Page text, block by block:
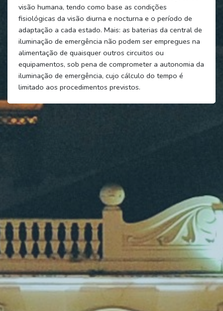
visão humana, tendo como base as condições
fisiológicas da visão diurna e nocturna e o período de
adaptação a cada estado. Mais: as baterias da central de
iluminação de emergência não podem ser empregues na
alimentação de quaisquer outros circuitos ou
equipamentos, sob pena de comprometer a autonomia da
iluminação de emergência, cujo cálculo do tempo é
limitado aos procedimentos previstos.